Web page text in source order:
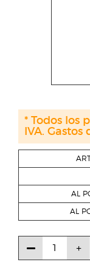
AL
AL
* Todos los
IVA.